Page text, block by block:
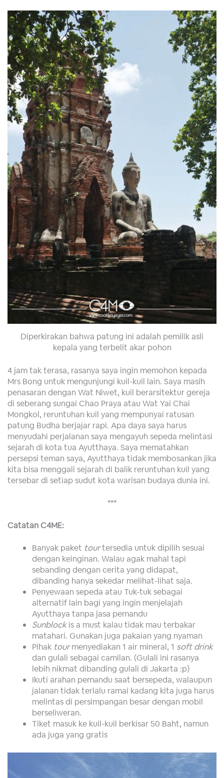
Diperkirakan bahwa patung ini adalah pemilik asli
kepala yang terbelit akar pohon
4 jam tak terasa, rasanya saya ingin memohon kepada
Mrs Bong untuk mengunjungi kuil-kuil lain. Saya masih
penasaran dengan Wat Niwet, kuil berarsitektur gereja
di seberang sungai Chao Praya atau Wat Yai Chai
Mongkol, reruntuhan kuil yang mempunyai ratusan
patung Budha berjajar rapi. Apa daya saya harus
menyudahi perjalanan saya mengayuh sepeda melintasi
sejarah di kota tua Ayutthaya. Saya mematahkan
persepsi teman saya, Ayutthaya tidak membosankan jika
kita bisa menggali sejarah di balik reruntuhan kuil yang
tersebar di setiap sudut kota warisan budaya dunia ini.
***
Catatan C4ME:
Banyak paket tourtersedia untuk dipilih sesuai
dengan keinginan. Walau agak mahal tapi
sebanding dengan cerita yang didapat,
dibanding hanya sekedar melihat-lihat saja.
Penyewaan sepeda atau Tuk-tuk sebagai
alternatif lain bagi yang ingin menjelajah
Ayutthaya tanpa jasa pemandu
Sunblockis a must kalau tidak mau terbakar
matahari. Gunakan juga pakaian yang nyaman
Pihak tourmenyediakan 1 air mineral, 1 soft drink
dan gulali sebagai camilan. (Gulali ini rasanya
lebih nikmat dibanding gulali di Jakarta :p)
Ikuti arahan pemandu saat bersepeda, walaupun
jalanan tidak terlalu ramai kadang kita juga harus
melintas di persimpangan besar dengan mobil
berseliweran.
Tiket masuk ke kuil-kuil berkisar 50 Baht, namun
ada juga yang gratis